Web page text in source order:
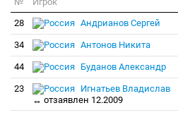
28
Андрианов Сергей
34 Антонов Никита
44 Буданов Александр
23
Игнатьев Владислав
↔ отзаявлен 12.2009